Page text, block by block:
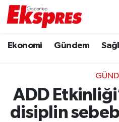
Ekonomi Gündem
ADD
disiplin
Ekonomi
Gaziantep son dakika
Genel
Trafik Durumu
Puan Durumu ve
Tüm Manşetler